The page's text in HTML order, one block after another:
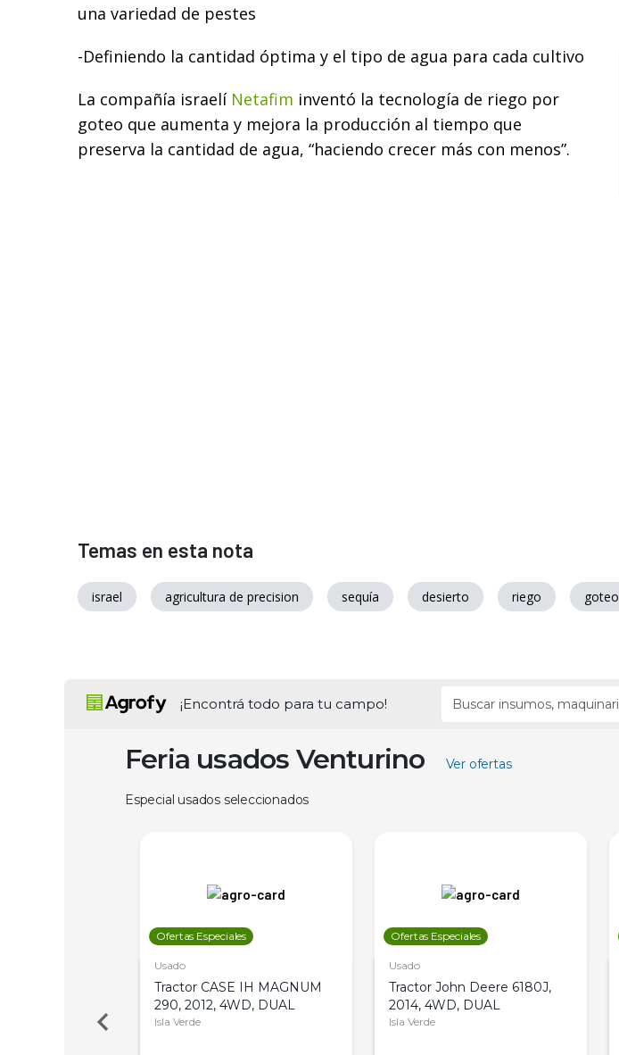
una variedad de pestes
-Definiendo la cantidad óptima y el tipo de agua para cada cultivo
La compañía israelí Netafim inventó la tecnología de riego por
goteo que aumenta y mejora la producción al tiempo que
preserva la cantidad de agua, “haciendo crecer más con menos”.
Temas en esta nota
israel agricultura de precision sequía desierto riego goteo
¡Encontrá todo para tu campo!
Feria usados Venturino Ver ofertas
Especial usados seleccionados
Ofertas Especiales
Usado
Tractor CASE IH MAGNUM
290, 2012, 4WD, DUAL
Isla Verde
Ofertas Especiales
Usado
Tractor John Deere 6180J,
2014, 4WD, DUAL
Isla Verde